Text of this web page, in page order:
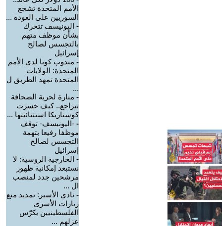
الأمم المتحدة تشجع
السوريين على العودة ...
- اليونيسف تتحرك
بشأن موظف متهم
بالتجسس لصالح
إسرائيل
- مندوب كوبا لدى الأمم
المتحدة: الولايات
المتحدة تمهد الطريق ل
...
- منارة لحرية الصحافة
تتراجع.. كيف خسرت
كوستاريكا استثنائيتها ...
- -اليونيسف- توقف
موظفا رفيعا بتهمة
التجسس لصالح
إسرائيل
- الخارجية الروسية: لا
نستبعد إمكانية ظهور
مرشحين جدد لمنصب
ال ...
- نادي الأسير: تمديد منع
زيارات الأسرى
الفلسطينيين يكرّس
عزلهم ...